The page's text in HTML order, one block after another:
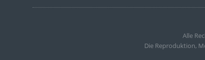
Alle
Die Reproduktion,